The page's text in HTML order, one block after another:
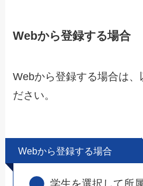
Webから登録する場合
Webから登録する場合は、
ださい。
Webから登録する場合
学生を選択して所